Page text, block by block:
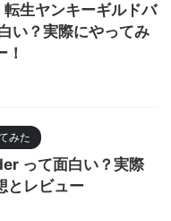
生ヤンキーギルドバ
い？実際にやってみ
みた
って面白い？実際
とレビュー